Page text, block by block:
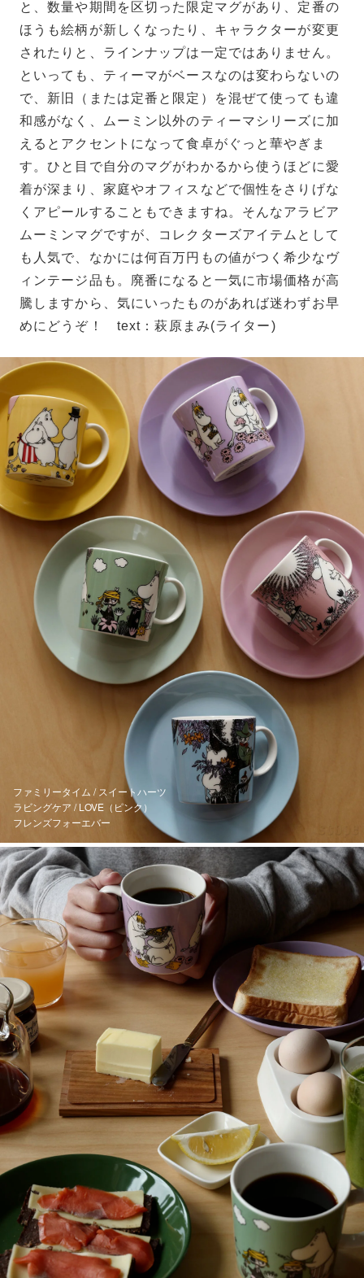
と、数量や期間を区切った限定マグがあり、定番の
ほうも絵柄が新しくなったり、キャラクターが変更
されたりと、ラインナップは一定ではありません。
といっても、ティーマがベースなのは変わらないの
で、新旧（または定番と限定）を混ぜて使っても違
和感がなく、ムーミン以外のティーマシリーズに加
えるとアクセントになって食卓がぐっと華やぎま
す。ひと目で自分のマグがわかるから使うほどに愛
着が深まり、家庭やオフィスなどで個性をさりげな
くアピールすることもできますね。そんなアラビア
ムーミンマグですが、コレクターズアイテムとして
も人気で、なかには何百万円もの値がつく希少なヴ
ィンテージ品も。廃番になると一気に市場価格が高
騰しますから、気にいったものがあれば迷わずお早
めにどうぞ！ text：萩原まみ(ライター)
ファミリータイム / スイートハーツ
ラビングケア / LOVE（ピンク）
フレンズフォーエバー